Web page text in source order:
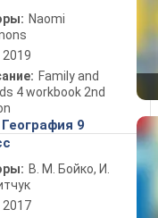
Naomi
2019
Family and
4 workbook 2nd
9
В. М. Бойко, И.
2017